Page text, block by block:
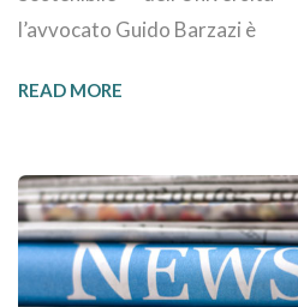
l’avvocato Guido Barzazi è
READ MORE